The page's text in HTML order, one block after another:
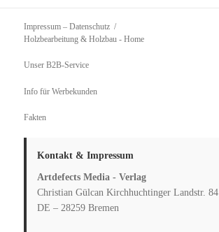
Impressum – Datenschutz
Holzbearbeitung & Holzbau - Home
Unser B2B-Service
Info für Werbekunden
Fakten
Kontakt & Impressum
Artdefects Media - Verlag
Christian Gülcan Kirchhuchtinger Landstr. 84
DE – 28259 Bremen